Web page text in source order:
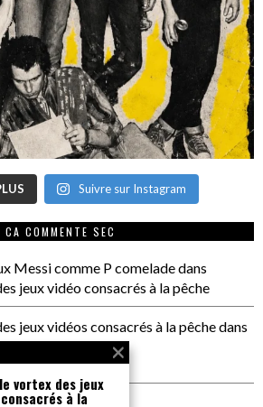
Suivre sur Instagram
CA COMMENTE SEC
Messi comme P comeladedans
jeux vidéo consacrés à la pêche
jeux vidéos consacrés à la pêchedans
Gnose
vortex des jeux
à la